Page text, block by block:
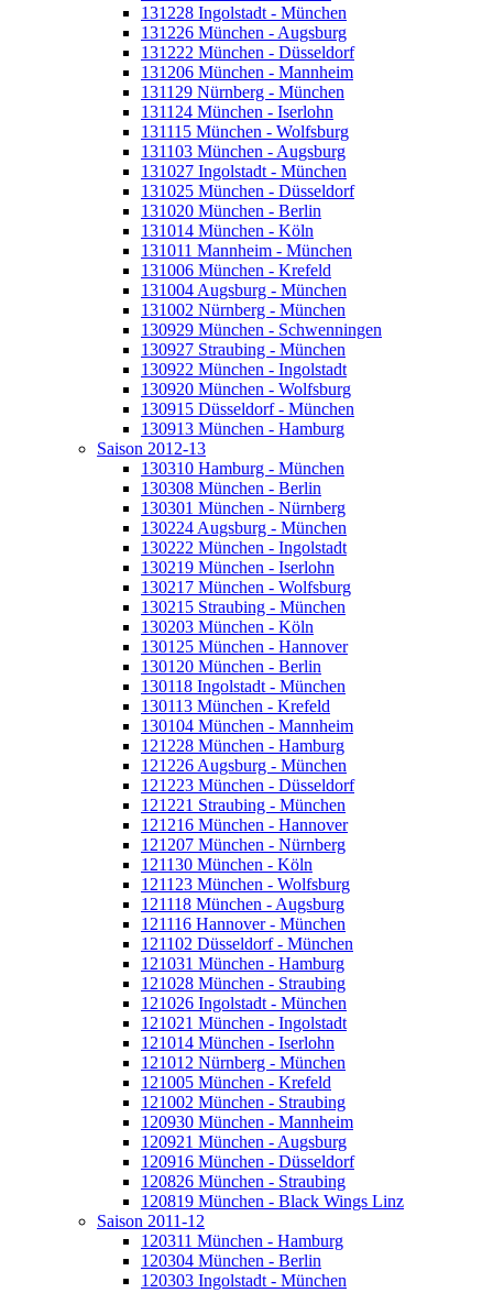
131228 Ingolstadt - München
131226 München - Augsburg
131222 München - Düsseldorf
131206 München - Mannheim
131129 Nürnberg - München
131124 München - Iserlohn
131115 München - Wolfsburg
131103 München - Augsburg
131027 Ingolstadt - München
131025 München - Düsseldorf
131020 München - Berlin
131014 München - Köln
131011 Mannheim - München
131006 München - Krefeld
131004 Augsburg - München
131002 Nürnberg - München
130929 München - Schwenningen
130927 Straubing - München
130922 München - Ingolstadt
130920 München - Wolfsburg
130915 Düsseldorf - München
130913 München - Hamburg
Saison 2012-13
130310 Hamburg - München
130308 München - Berlin
130301 München - Nürnberg
130224 Augsburg - München
130222 München - Ingolstadt
130219 München - Iserlohn
130217 München - Wolfsburg
130215 Straubing - München
130203 München - Köln
130125 München - Hannover
130120 München - Berlin
130118 Ingolstadt - München
130113 München - Krefeld
130104 München - Mannheim
121228 München - Hamburg
121226 Augsburg - München
121223 München - Düsseldorf
121221 Straubing - München
121216 München - Hannover
121207 München - Nürnberg
121130 München - Köln
121123 München - Wolfsburg
121118 München - Augsburg
121116 Hannover - München
121102 Düsseldorf - München
121031 München - Hamburg
121028 München - Straubing
121026 Ingolstadt - München
121021 München - Ingolstadt
121014 München - Iserlohn
121012 Nürnberg - München
121005 München - Krefeld
121002 München - Straubing
120930 München - Mannheim
120921 München - Augsburg
120916 München - Düsseldorf
120826 München - Straubing
120819 München - Black Wings Linz
Saison 2011-12
120311 München - Hamburg
120304 München - Berlin
120303 Ingolstadt - München